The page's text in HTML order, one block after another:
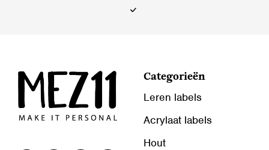
Categorieën
Leren labels
Acrylaat labels
Hout